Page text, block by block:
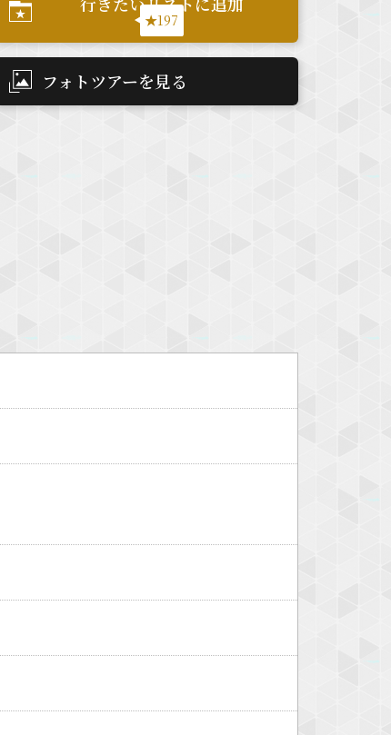
★197
フォトツアーを見る